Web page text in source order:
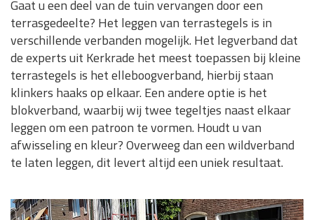
Gaat u een deel van de tuin vervangen door een
terrasgedeelte? Het leggen van terrastegels is in
verschillende verbanden mogelijk. Het legverband dat
de experts uit Kerkrade het meest toepassen bij kleine
terrastegels is het elleboogverband, hierbij staan
klinkers haaks op elkaar. Een andere optie is het
blokverband, waarbij wij twee tegeltjes naast elkaar
leggen om een patroon te vormen. Houdt u van
afwisseling en kleur? Overweeg dan een wildverband
te laten leggen, dit levert altijd een uniek resultaat.